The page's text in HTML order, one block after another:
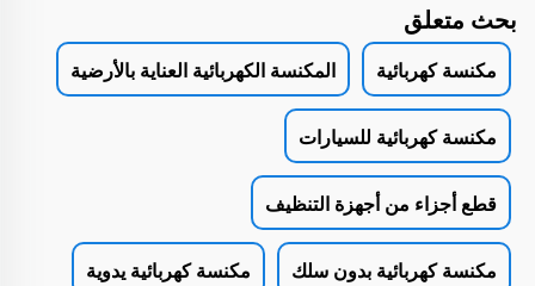
بحث متعلق
مكنسة كهربائية المكنسة الكهربائية العناية بالأرضية
مكنسة كهربائية للسيارات
قطع أجزاء من أجهزة التنظيف
مكنسة كهربائية بدون سلك مكنسة كهربائية يدوية